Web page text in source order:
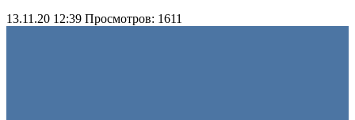
13.11.20 12:39 Просмотров: 1611